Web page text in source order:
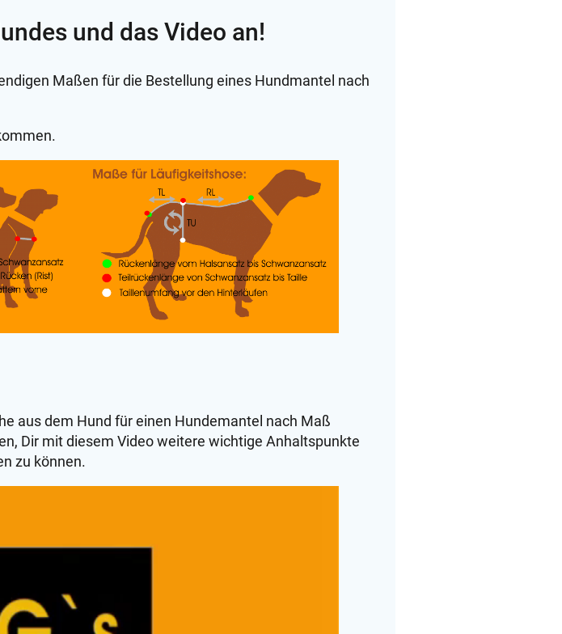
und das Video an!
Maßen für die Bestellung eines Hundmantel nach
aus dem Hund für einen Hundemantel nach Maß
Dir mit diesem Video weitere wichtige Anhaltspunkte
zu können.